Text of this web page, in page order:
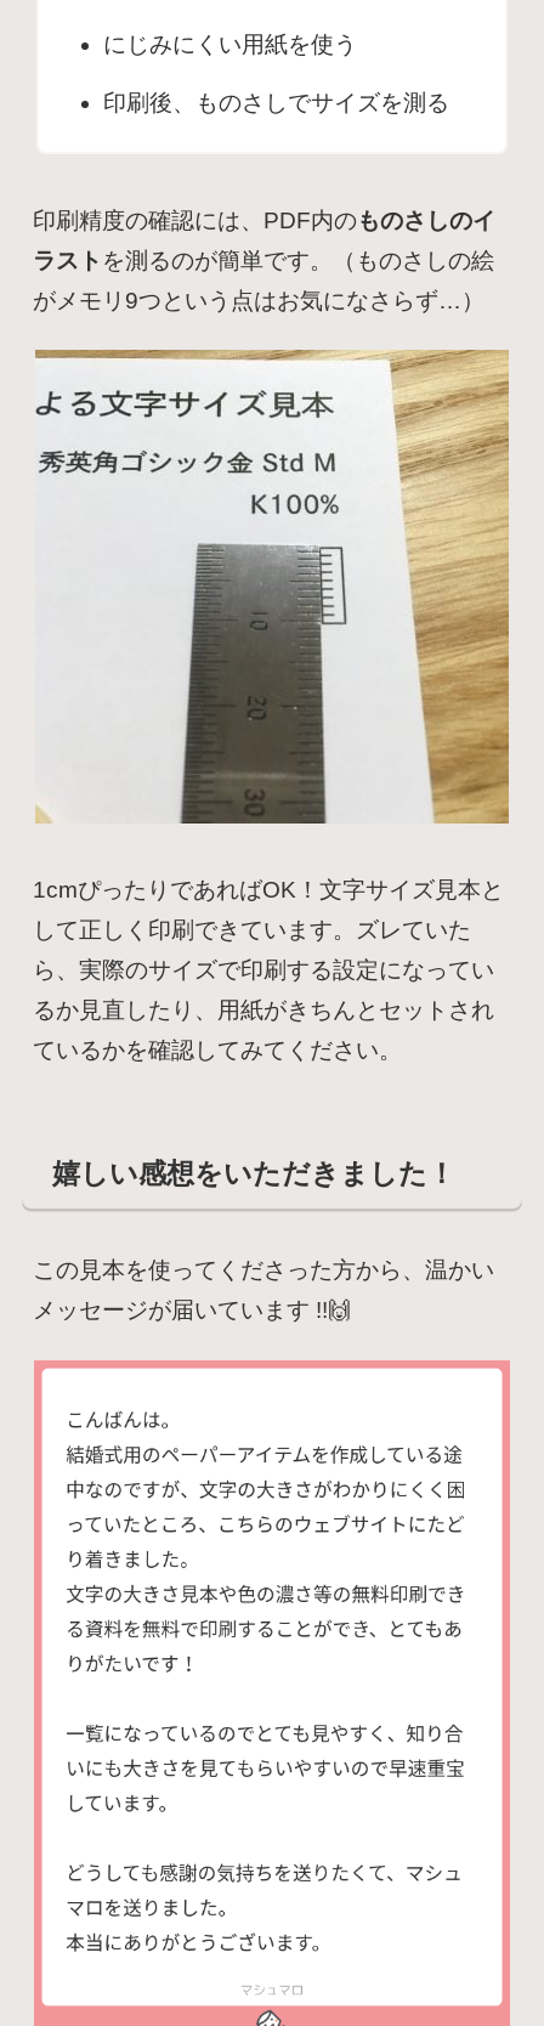
にじみにくい用紙を使う
印刷後、ものさしでサイズを測る
印刷精度の確認には、PDF内のものさしのイ
ラスト を測るのが簡単です。（ものさしの絵
がメモリ9つという点はお気になさらず…）
1cmぴったりであればOK！文字サイズ見本と
して正しく印刷できています。ズレていた
ら、実際のサイズで印刷する設定になってい
るか見直したり、用紙がきちんとセットされ
ているかを確認してみてください。
嬉しい感想をいただきました！
この見本を使ってくださった方から、温かい
メッセージが届いています !!🙌